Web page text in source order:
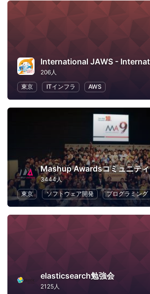
206人
東京
ITインフラ AWS
Mashup Awardsコミュニティ
3444人
東京
ソフトウェア開発 プログラミング
elasticsearch勉強会
2125人